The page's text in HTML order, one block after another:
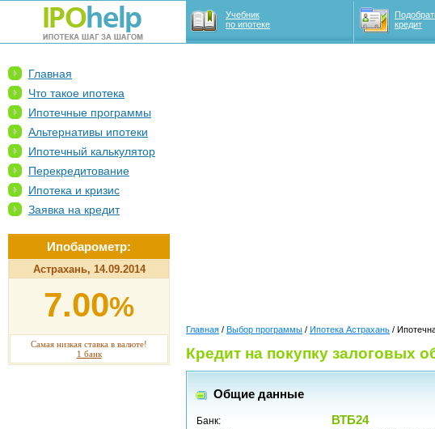
Учебник
по ипотеке
кредит
Главная
Что такое ипотека
Ипотечные программы
Альтернативы ипотеки
Ипотечный калькулятор
Перекредитование
Ипотека и кризис
Заявка на кредит
Ипобарометр:
Астрахань, 14.09.2014
7.00%
Самая низкая ставка в валюте!
1 банк
Главная / Выбор программы / Ипотека Астрахань /
Кредит на покупку залоговых
Общие данные
Банк: ВТБ24